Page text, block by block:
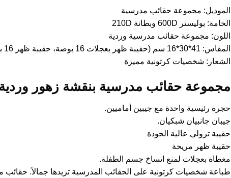
الموديل: مجموعة حقائب مدرسية
الخامة: بوليستر 600D وبطانة 210D
اللون: مجموعة حقائب مدرسية وردية
المقاس: 41*30*16 سم (حقيبة ظهر بعجلات 16 بوصة، حقيبة ظهر 16 بوصة، حقائب توت، حقائب أقلام)
الشعار: شخصيات كرتونية مميزة
مجموعة حقائب مدرسية بنقشة زهور وردية
حجرة رئيسية واحدة مع جيبين أماميين.
جيبان جانبيان شبكيان.
حقيبة ترولي عالية الجودة
حقيبة ظهر مريحة
مغطاة بعجلات لمنع اتساخ جسم الطفلة.
طباعة شخصيات كرتونية على الحقائب المدرسية تزيدها جمالاً.